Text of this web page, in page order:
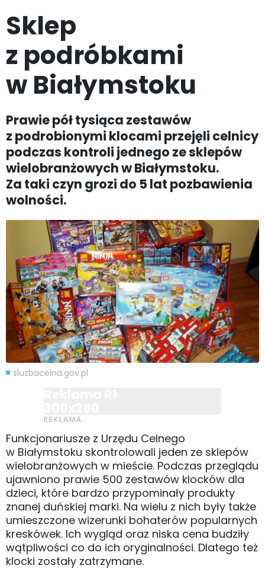
Sklep
z podróbkami
w Białymstoku
Prawie pół tysiąca zestawów
z podrobionymi klocami przejęli celnicy
podczas kontroli jednego ze sklepów
wielobranżowych w Białymstoku.
Za taki czyn grozi do 5 lat pozbawienia
wolności.
sluzbacelna.gov.pl
Funkcjonariusze z Urzędu Celnego
w Białymstoku skontrolowali jeden ze sklepów
wielobranżowych w mieście. Podczas przeglądu
ujawniono prawie 500 zestawów klocków dla
dzieci, które bardzo przypominały produkty
znanej duńskiej marki. Na wielu z nich były także
umieszczone wizerunki bohaterów popularnych
kreskówek. Ich wygląd oraz niska cena budziły
wątpliwości co do ich oryginalności. Dlatego też
klocki zostały zatrzymane.